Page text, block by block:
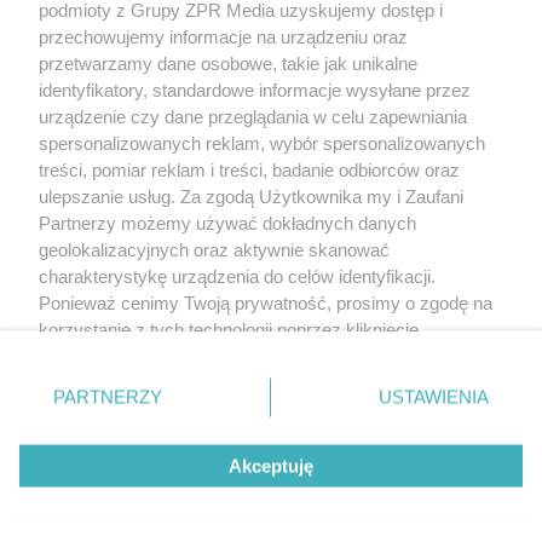
rozpowszechniany lub dalej rozpowszechniany w jakikolwiek sposób (w
tym także elektroniczny lub mechaniczny) na jakimkolwiek polu
eksploatacji w jakiejkolwiek formie, włącznie z umieszczaniem w Internecie
bez pisemnej zgody właściciela praw. Jakiekolwiek użycie lub
wykorzystanie utworów w całości lub w części z naruszeniem prawa, tzn.
bez właściwej zgody, jest zabronione pod groźbą kary i może być ścigane
prawnie.
O nas
podmioty z Grupy ZPR Media uzyskujemy dostęp i
przechowujemy informacje na urządzeniu oraz
przetwarzamy dane osobowe, takie jak unikalne
identyfikatory, standardowe informacje wysyłane przez
urządzenie czy dane przeglądania w celu zapewniania
spersonalizowanych reklam, wybór spersonalizowanych
treści, pomiar reklam i treści, badanie odbiorców oraz
ulepszanie usług. Za zgodą Użytkownika my i Zaufani
Partnerzy możemy używać dokładnych danych
geolokalizacyjnych oraz aktywnie skanować
charakterystykę urządzenia do celów identyfikacji.
Ponieważ cenimy Twoją prywatność, prosimy o zgodę na
korzystanie z tych technologii poprzez kliknięcie
zmienić/wycofać klikając przycisk ustawień prywatności
znajdujący się w lewym dolnym rogu strony
rodzaje przetwarzania danych nie wymagają zgody
użytkownika, ale masz prawo sprzeciwić się takiemu
przetwarzaniu. Preferencje będą miały zastosowanie tylko
PARTNERZY USTAWIENIA
Akceptuję